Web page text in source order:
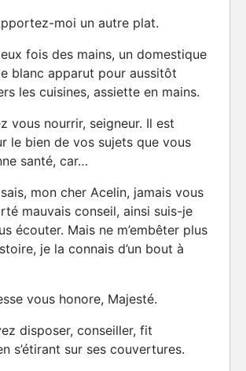
moi un autre plat.
fois des mains, un domestique
blanc apparut pour aussitôt
les cuisines, assiette en mains.
vous nourrir, seigneur. Il est
le bien de vos sujets que vous
santé, car…
mon cher Acelin, jamais vous
mauvais conseil, ainsi suis-je
écouter. Mais ne m’embêter plus
je la connais d’un bout à
vous honore, Majesté.
disposer, conseiller, fit
s’étirant sur ses couvertures.